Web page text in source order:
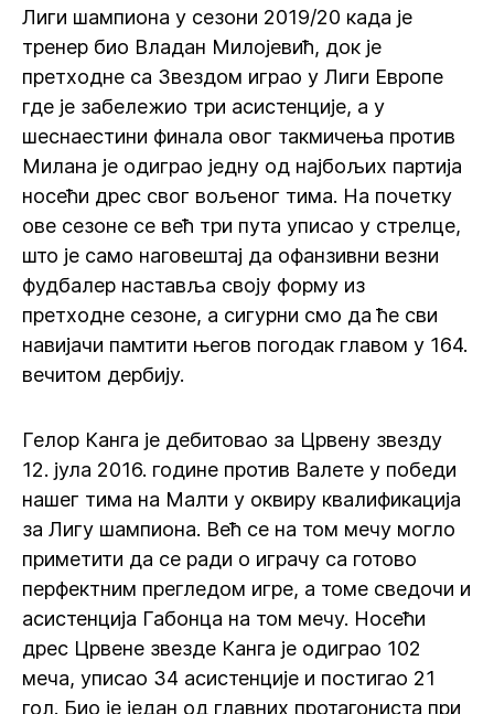
Лиги шампиона у сезони 2019/20 када је
тренер био Владан Милојевић, док је
претходне са Звездом играо у Лиги Европе
где је забележио три асистенције, а у
шеснаестини финала овог такмичења против
Милана је одиграо једну од најбољих партија
носећи дрес свог вољеног тима. На почетку
ове сезоне се већ три пута уписао у стрелце,
што је само наговештај да офанзивни везни
фудбалер наставља своју форму из
претходне сезоне, а сигурни смо да ће сви
навијачи памтити његов погодак главом у 164.
вечитом дербију.
Гелор Канга је дебитовао за Црвену звезду
12. јула 2016. године против Валете у победи
нашег тима на Малти у оквиру квалификација
за Лигу шампиона. Већ се на том мечу могло
приметити да се ради о играчу са готово
перфектним прегледом игре, а томе сведочи и
асистенција Габонца на том мечу. Носећи
дрес Црвене звезде Канга је одиграо 102
меча, уписао 34 асистенције и постигао 21
гол. Био је један од главних протагониста при